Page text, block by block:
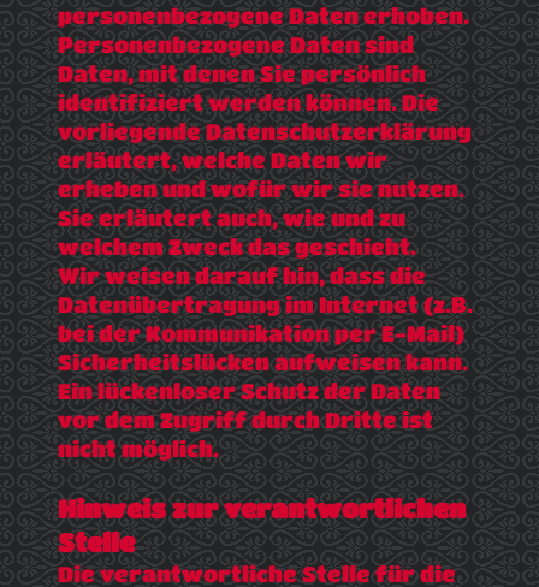
personenbezogene Daten erhoben.
Personenbezogene Daten sind
Daten, mit denen Sie persönlich
identifiziert werden können. Die
vorliegende Datenschutzerklärung
erläutert, welche Daten wir
erheben und wofür wir sie nutzen.
Sie erläutert auch, wie und zu
welchem Zweck das geschieht.
Wir weisen darauf hin, dass die
Datenübertragung im Internet (z.B.
bei der Kommunikation per E-Mail)
Sicherheitslücken aufweisen kann.
Ein lückenloser Schutz der Daten
vor dem Zugriff durch Dritte ist
nicht möglich.
Hinweis zur verantwortlichen
Stelle
Die verantwortliche Stelle für die